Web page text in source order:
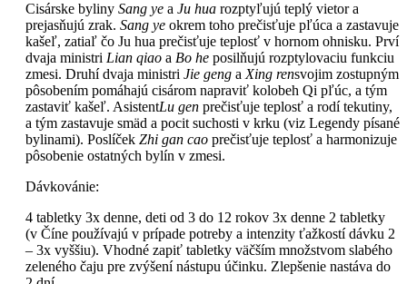
Cisárske byliny Sang ye a Ju hua rozptyľujú teplý vietor a
prejasňujú zrak. Sang ye okrem toho prečisťuje pľúca a zastavuje
kašeľ, zatiaľ čo Ju hua prečisťuje teplosť v hornom ohnisku. Prví
dvaja ministri Lian qiao a Bo he posilňujú rozptylovaciu funkciu
zmesi. Druhí dvaja ministri Jie geng a Xing rensvojim zostupným
pôsobením pomáhajú cisárom napraviť kolobeh Qi pľúc, a tým
zastaviť kašeľ. AsistentLu gen prečisťuje teplosť a rodí tekutiny,
a tým zastavuje smäd a pocit suchosti v krku (viz Legendy písané
bylinami). Poslíček Zhi gan cao prečisťuje teplosť a harmonizuje
pôsobenie ostatných bylín v zmesi.
Dávkovánie:
4 tabletky 3x denne, deti od 3 do 12 rokov 3x denne 2 tabletky
(v Číne používajú v prípade potreby a intenzity ťažkostí dávku 2
– 3x vyššiu). Vhodné zapiť tabletky väčším množstvom slabého
zeleného čaju pre zvýšení nástupu účinku. Zlepšenie nastáva do